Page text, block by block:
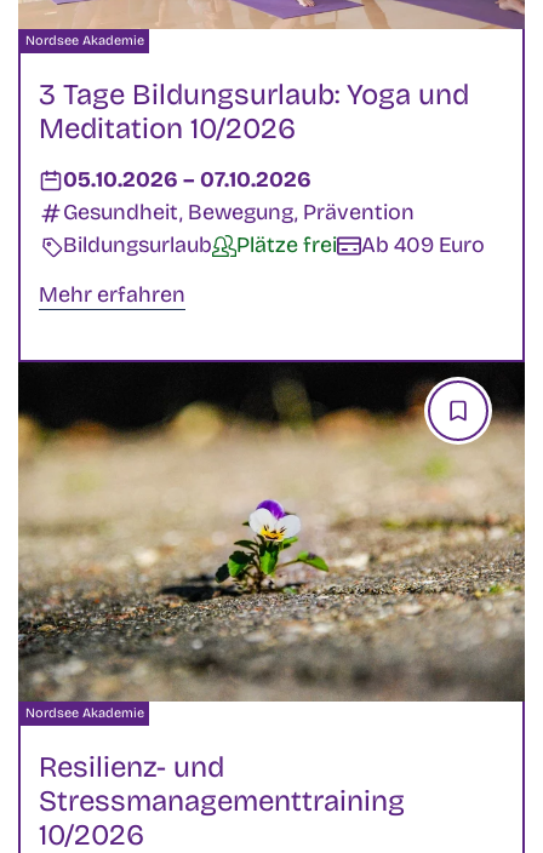
3 Tage Bildungsurlaub: Yoga und
Meditation 10/2026
Veranstalter:
Nordsee Akademie
Datum:
05.10.2026 – bis
07.10.2026
Kategorien:
Gesundheit, Bewegung, Prävention
Veranstaltungsart:
BildungsurlaubVerfügbarkeit:
Plätze freiKosten:
Ab 409 Euro
Mehr erfahren
Resilienz- und
Stressmanagementtraining
10/2026
Veranstalter:
Nordsee Akademie